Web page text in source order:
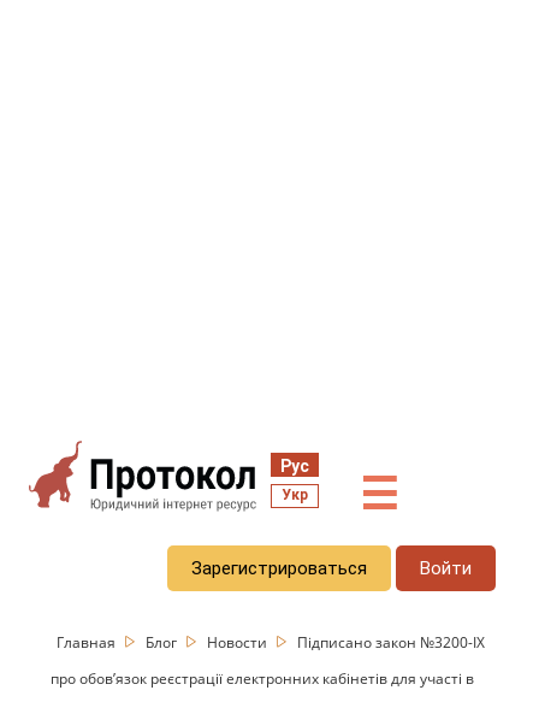
Рус
Укр ☰
Зарегистрироваться Войти
Главная Блог Новости
Підписано закон №3200-IX
про обов’язок реєстрації електронних кабінетів для участі в